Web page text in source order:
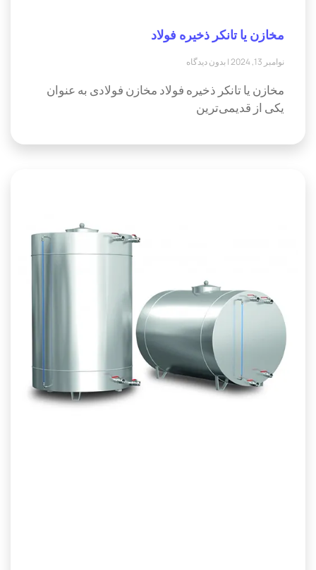
مخازن یا تانکر ذخیره فولاد
نوامبر 13, 2024 بدون دیدگاه
مخازن یا تانکر ذخیره فولاد مخازن فولادی به عنوان
یکی از قدیمی‌ترین